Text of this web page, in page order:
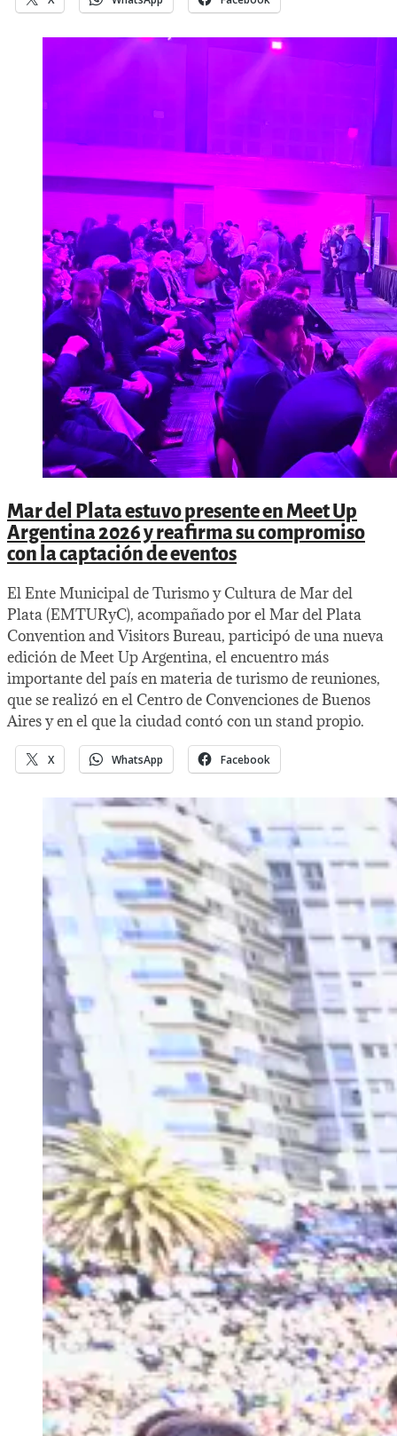
Mar del Plata estuvo presente en Meet Up
Argentina 2026 y reafirma su compromiso
con la captación de eventos
El Ente Municipal de Turismo y Cultura de Mar del
Plata (EMTURyC), acompañado por el Mar del Plata
Convention and Visitors Bureau, participó de una nueva
edición de Meet Up Argentina, el encuentro más
importante del país en materia de turismo de reuniones,
que se realizó en el Centro de Convenciones de Buenos
Aires y en el que la ciudad contó con un stand propio.
X WhatsApp Facebook